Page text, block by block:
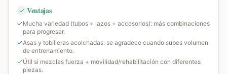
Ventajas
Mucha variedad (tubos + lazos + accesorios): más combinaciones
para progresar.
Asas y tobilleras acolchadas: se agradece cuando subes volumen
de entrenamiento.
Útil si mezclas fuerza + movilidad/rehabilitación con diferentes
piezas.